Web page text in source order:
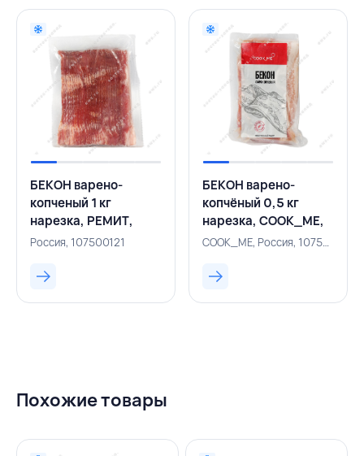
БЕКОН варено-
копченый 1 кг
нарезка, РЕМИТ,
РОССИЯ
Россия, 107500121
БЕКОН варено-
копчёный 0,5 кг
нарезка, COOK_ME,
РОССИЯ
COOK_ME, Россия, 107500113
Похожие товары